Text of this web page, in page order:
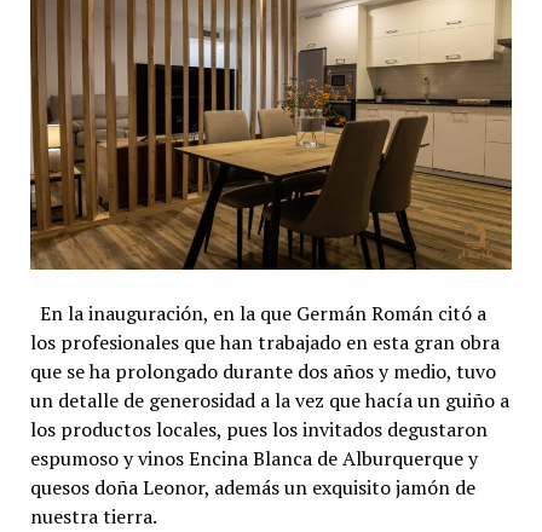
En la inauguración, en la que Germán Román citó a
los profesionales que han trabajado en esta gran obra
que se ha prolongado durante dos años y medio, tuvo
un detalle de generosidad a la vez que hacía un guiño a
los productos locales, pues los invitados degustaron
espumoso y vinos Encina Blanca de Alburquerque y
quesos doña Leonor, además un exquisito jamón de
nuestra tierra.